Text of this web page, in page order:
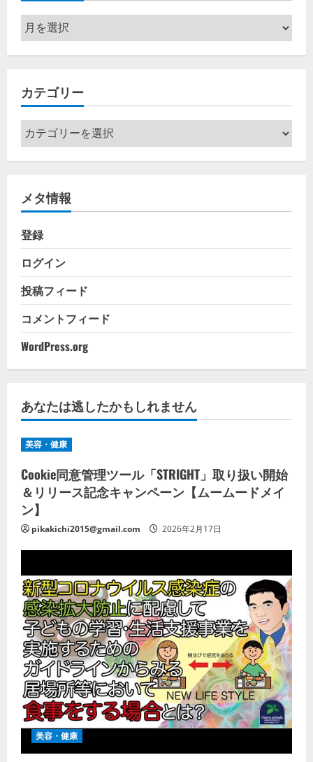
ア
ー
カ
ブ
カテゴリー
カ
テ
ゴ
ー
メタ情報
登録
ログイン
投稿フィード
コメントフィード
WordPress.org
あなたは逃したかもしれません
美容・健康
Cookie同意管理ツール「STRIGHT」取り扱い開始
＆リリース記念キャンペーン【ムームードメイ
ン】
pikakichi2015@gmail.com 2026年2月17日
美容・健康